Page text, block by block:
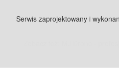
Serwis zaprojektowany i